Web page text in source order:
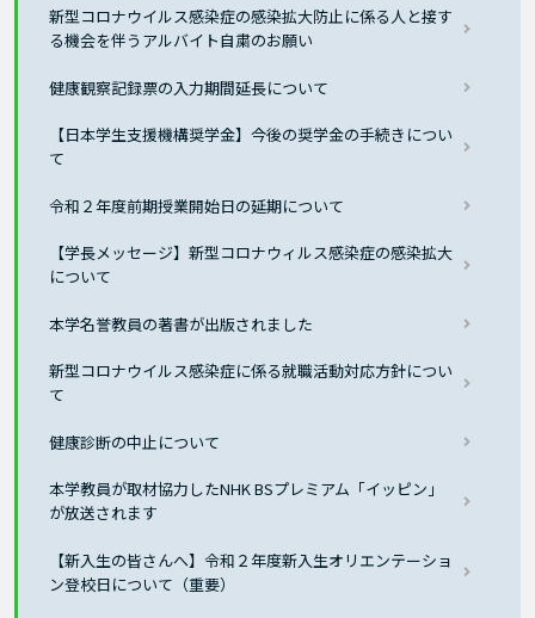
新型コロナウイルス感染症の感染拡大防止に係る人と接す
る機会を伴うアルバイト自粛のお願い
健康観察記録票の入力期間延長について
【日本学生支援機構奨学金】今後の奨学金の手続きについ
て
令和２年度前期授業開始日の延期について
【学長メッセージ】新型コロナウィルス感染症の感染拡大
について
本学名誉教員の著書が出版されました
新型コロナウイルス感染症に係る就職活動対応方針につい
て
健康診断の中止について
本学教員が取材協力したNHK BSプレミアム「イッピン」
が放送されます
【新入生の皆さんへ】令和２年度新入生オリエンテーショ
ン登校日について（重要）